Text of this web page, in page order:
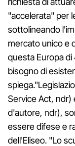
"accelerata" per
sottolineando
mercato unico e
questa Europa di
bisogno di
Service Act, ndr)
d'autore, ndr),
essere difese e
dell'Eliseo. "Lo